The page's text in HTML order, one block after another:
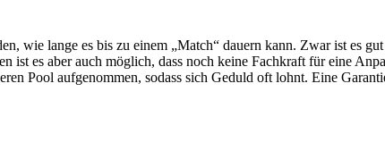
wie lange es bis zu einem „Match“ dauern kann. Zwar ist es
ist es aber auch möglich, dass noch keine Fachkraft für eine
Pool aufgenommen, sodass sich Geduld oft lohnt. Eine